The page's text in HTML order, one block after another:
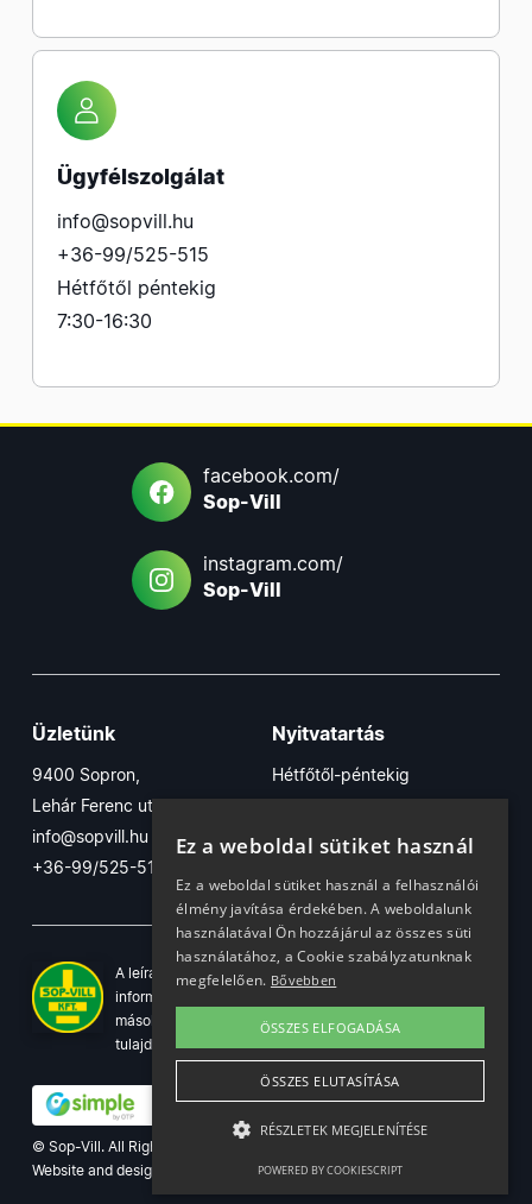
Ügyfélszolgálat
info@sopvill.hu
+36-99/525-515
Hétfőtől péntekig
7:30-16:30
facebook.com/
Sop-Vill
instagram.com/
Sop-Vill
Üzletünk
9400 Sopron,
Lehár Ferenc utca 17/B
info@sopvill.hu
+36-99/525-515
Nyitvatartás
Hétfőtől-péntekig
7:30-16:30
Szombaton
A leírások, fotók, logók, és minden egyéb azon szereplő
információ cégünk szellemi tulajdonát képezik. Azok
másolása, üzleti célú felhasználása kizárólag a jog
tulajdonosának beleegyezésével történhet.
© Sop-Vill. All Rights Reserved.
Website and design by
Ez a weboldal sütiket használ
Ez a weboldal sütiket használ a felhasználói
élmény javítása érdekében. A weboldalunk
használatával Ön hozzájárul az összes süti
használatához, a Cookie szabályzatunknak
megfelelően. Bővebben
ÖSSZES ELFOGADÁSA
ÖSSZES ELUTASÍTÁSA
RÉSZLETEK MEGJELENÍTÉSE
POWERED BY COOKIESCRIPT